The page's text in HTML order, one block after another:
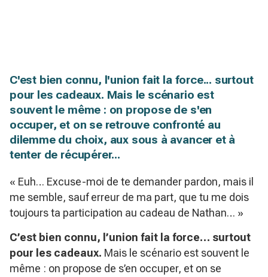
C'est bien connu, l'union fait la force... surtout
pour les cadeaux. Mais le scénario est
souvent le même : on propose de s'en
occuper, et on se retrouve confronté au
dilemme du choix, aux sous à avancer et à
tenter de récupérer...
« Euh… Excuse-moi de te demander pardon, mais il
me semble, sauf erreur de ma part, que tu me dois
toujours ta participation au cadeau de Nathan… »
C’est bien connu, l’union fait la force… surtout
pour les cadeaux. Mais le scénario est souvent le
même : on propose de s’en occuper, et on se